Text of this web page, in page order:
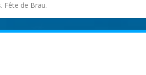
Fête de Brau.